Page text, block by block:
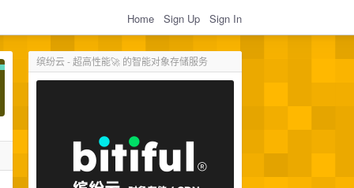
Home Sign Up Sign In
缤纷云 - 超高性能🚀 的智能对象存储服务